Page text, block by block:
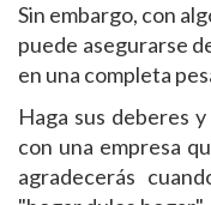
Sin embargo, con
puede asegurarse
en una completa
Haga sus deberes
con una empresa
agradecerás